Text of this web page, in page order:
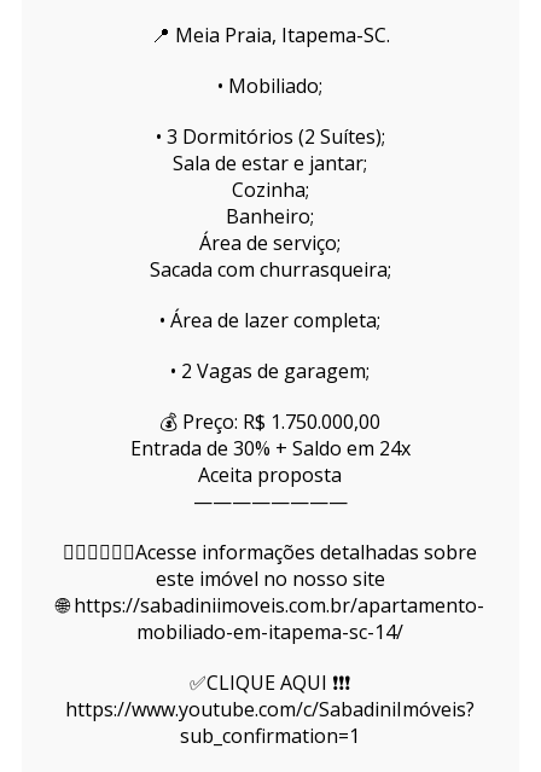
📍 Meia Praia, Itapema-SC.
• Mobiliado;
• 3 Dormitórios (2 Suítes);
Sala de estar e jantar;
Cozinha;
Banheiro;
Área de serviço;
Sacada com churrasqueira;
• Área de lazer completa;
• 2 Vagas de garagem;
💰 Preço: R$ 1.750.000,00
Entrada de 30% + Saldo em 24x
Aceita proposta
————————
👇🏻👇🏻👇🏻Acesse informações detalhadas sobre
este imóvel no nosso site
🌐 https://sabadiniimoveis.com.br/apartamento-
mobiliado-em-itapema-sc-14/
✅CLIQUE AQUI ❗❗❗
https://www.youtube.com/c/SabadiniImóveis?
sub_confirmation=1